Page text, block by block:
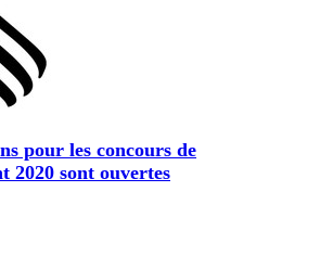
pour les concours de
2020 sont ouvertes